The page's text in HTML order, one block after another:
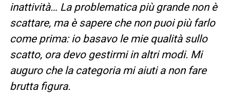
inattività… La problematica più grande non è
scattare, ma è sapere che non puoi più farlo
come prima: io basavo le mie qualità sullo
scatto, ora devo gestirmi in altri modi. Mi
auguro che la categoria mi aiuti a non fare
brutta figura.